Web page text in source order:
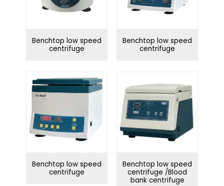
Benchtop low speed
centrifuge
Benchtop low speed
centrifuge
Benchtop low speed
centrifuge
Benchtop low speed
centrifuge /Blood
bank centrifuge